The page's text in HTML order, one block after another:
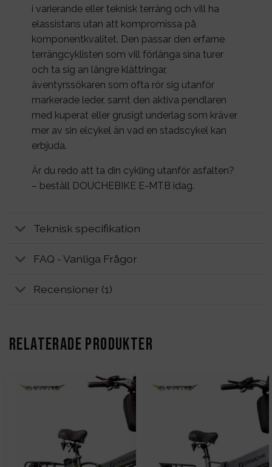
i varierande eller teknisk terräng och vill ha
elassistans utan att kompromissa på
komponentkvalitet. Den passar den erfarne
terrängcyklisten som vill förlänga sina turer
och ta sig an längre klättringar,
äventyrssökaren som ofta rör sig utanför
markerade leder, samt den aktiva pendlaren
med kuperat eller grusigt underlag som kräver
mer av sin elcykel än vad en stadscykel kan
erbjuda.
Är du redo att ta din cykling utanför asfalten?
– beställ DOUCHEBIKE E-MTB idag.
Teknisk specifikation
FAQ - Vanliga Frågor
Recensioner (1)
RELATERADE PRODUKTER